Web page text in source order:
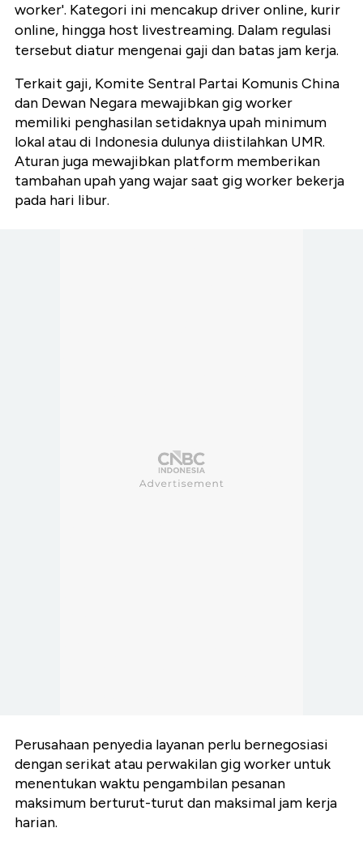
worker'. Kategori ini mencakup driver online, kurir
online, hingga host livestreaming. Dalam regulasi
tersebut diatur mengenai gaji dan batas jam kerja.
Terkait gaji, Komite Sentral Partai Komunis China
dan Dewan Negara mewajibkan gig worker
memiliki penghasilan setidaknya upah minimum
lokal atau di Indonesia dulunya diistilahkan UMR.
Aturan juga mewajibkan platform memberikan
tambahan upah yang wajar saat gig worker bekerja
pada hari libur.
Perusahaan penyedia layanan perlu bernegosiasi
dengan serikat atau perwakilan gig worker untuk
menentukan waktu pengambilan pesanan
maksimum berturut-turut dan maksimal jam kerja
harian.